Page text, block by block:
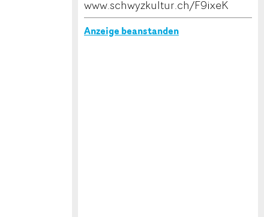
www.schwyzkultur.ch/F9ixeK
Anzeige beanstanden